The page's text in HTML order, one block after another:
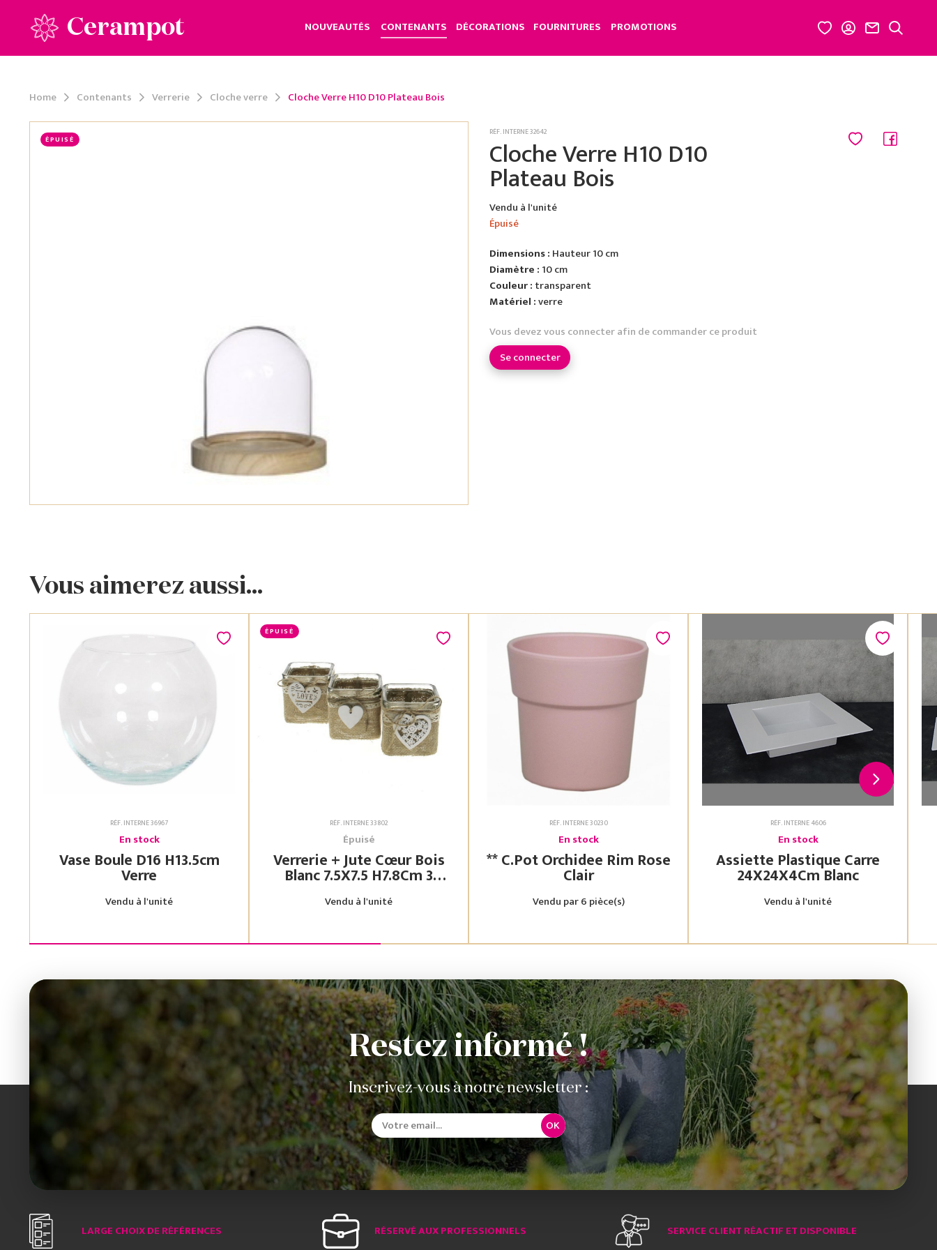
Cerampot NOUVEAUTÉS CONTENANTS DÉCORATIONS FOURNITURES PROMOTIONS
Home Contenants Verrerie Cloche verre Cloche Verre H10 D10 Plateau Bois
ÉPUISÉ
RÉF. INTERNE 32642
Cloche Verre H10 D10
Plateau Bois
Vendu à l'unité
Épuisé
Dimensions : Hauteur 10 cm
Diamètre : 10 cm
Couleur : transparent
Matériel :verre
Vous devez vous connecter afin de commander ce produit
Se connecter
Vous aimerez aussi...
RÉF. INTERNE 36967
En stock
Vase Boule D16 H13.5cm
Verre
Vendu à l'unité
ÉPUISÉ
RÉF. INTERNE 33802
Épuisé
Verrerie + Jute Cœur Bois
Blanc 7.5X7.5 H7.8Cm 3
Assorties
Vendu à l'unité
RÉF. INTERNE 30230
En stock
** C.Pot Orchidee Rim Rose
Clair
Vendu par 6 pièce(s)
RÉF. INTERNE 4606
En stock
Assiette Plastique Carre
24X24X4Cm Blanc
Vendu à l'unité
Restez informé !
Inscrivez-vous à notre newsletter :
OK
LARGE CHOIX DE RÉFÉRENCES RÉSERVÉ AUX PROFESSIONNELS SERVICE CLIENT RÉACTIF ET DISPONIBLE